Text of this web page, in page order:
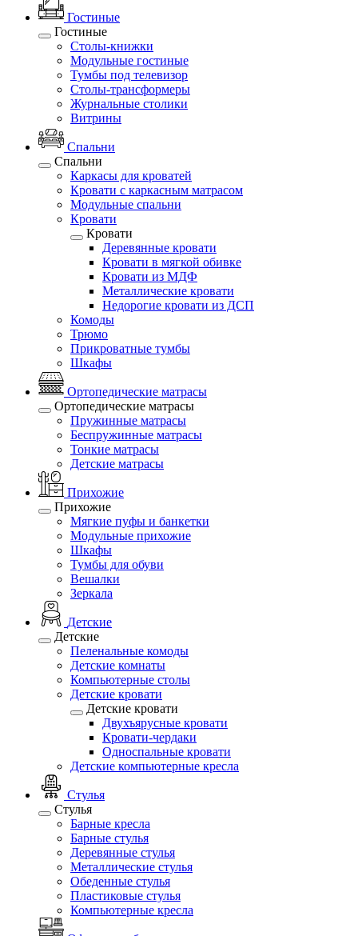
Гостиные
Гостиные
Столы-книжки
Модульные гостиные
Тумбы под телевизор
Столы-трансформеры
Журнальные столики
Витрины
Спальни
Спальни
Каркасы для кроватей
Кровати с каркасным матрасом
Модульные спальни
Кровати
Кровати
Деревянные кровати
Кровати в мягкой обивке
Кровати из МДФ
Металлические кровати
Недорогие кровати из ДСП
Комоды
Трюмо
Прикроватные тумбы
Шкафы
Ортопедические матрасы
Ортопедические матрасы
Пружинные матрасы
Беспружинные матрасы
Тонкие матрасы
Детские матрасы
Прихожие
Прихожие
Мягкие пуфы и банкетки
Модульные прихожие
Шкафы
Тумбы для обуви
Вешалки
Зеркала
Детские
Детские
Пеленальные комоды
Детские комнаты
Компьютерные столы
Детские кровати
Детские кровати
Двухъярусные кровати
Кровати-чердаки
Односпальные кровати
Детские компьютерные кресла
Стулья
Стулья
Барные кресла
Барные стулья
Деревянные стулья
Металлические стулья
Обеденные стулья
Пластиковые стулья
Компьютерные кресла